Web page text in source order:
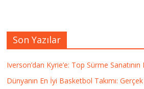
Son Yazılar
Iverson’dan Kyrie’e: Top Sürme
Dünyanın En İyi Basketbol Takımı: